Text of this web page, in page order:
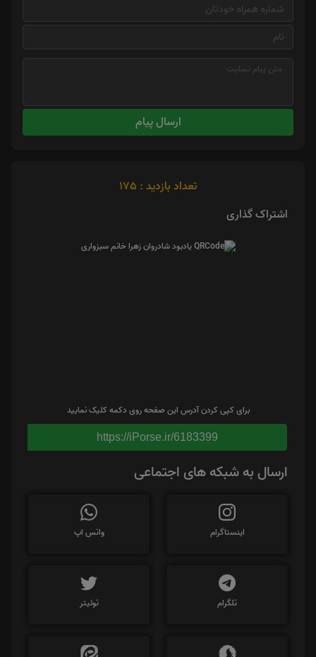
ارسال پیام
تعداد بازدید : 175
اشتراک گذاری
برای کپی کردن آدرس این صفحه روی دکمه کلیک نمایید
https://iPorse.ir/6183399
ارسال به شبکه های اجتماعی
اینستاگرام واتس اپ
تلگرام توئیتر